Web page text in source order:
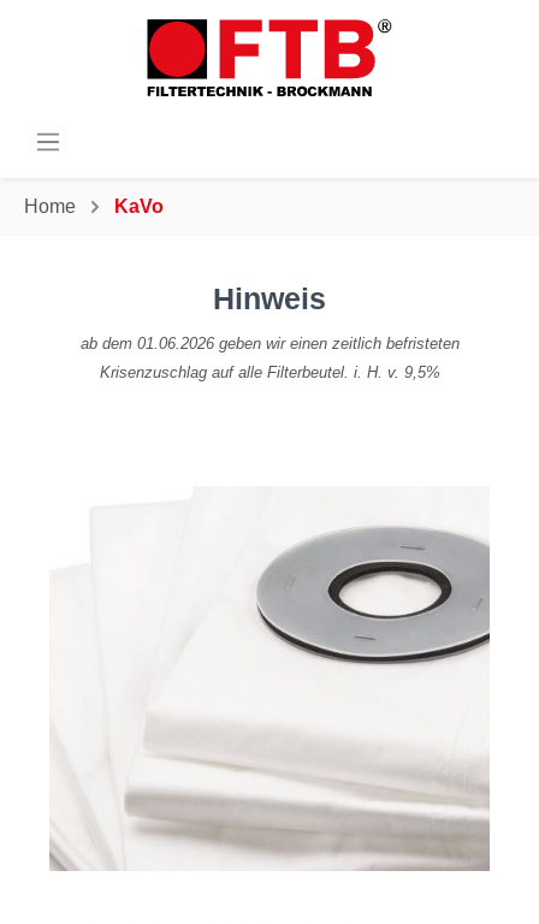
Home KaVo
Hinweis
ab dem 01.06.2026 geben wir einen zeitlich befristeten
Krisenzuschlag auf alle Filterbeutel. i. H. v. 9,5%